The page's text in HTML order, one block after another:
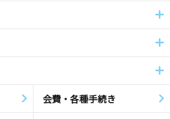
会費・各種手続き